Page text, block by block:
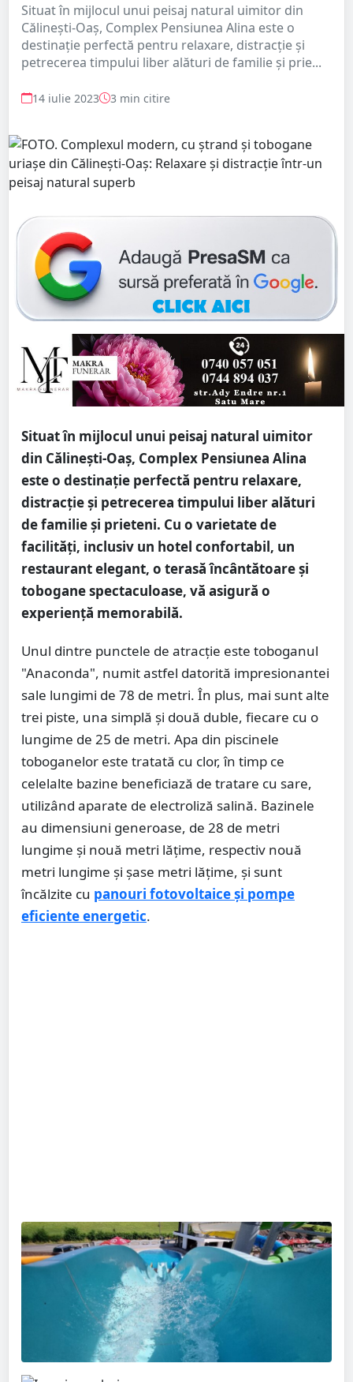
Situat în mijlocul unui peisaj natural uimitor din
Călinești-Oaș, Complex Pensiunea Alina este o
destinație perfectă pentru relaxare, distracție și
petrecerea timpului liber alături de familie și prie...
14 iulie 2023 3 min citire
Situat în mijlocul unui peisaj natural uimitor
din Călinești-Oaș, Complex Pensiunea Alina
este o destinație perfectă pentru relaxare,
distracție și petrecerea timpului liber alături
de familie și prieteni. Cu o varietate de
facilități, inclusiv un hotel confortabil, un
restaurant elegant, o terasă încântătoare și
tobogane spectaculoase, vă asigură o
experiență memorabilă.
Unul dintre punctele de atracție este toboganul
"Anaconda", numit astfel datorită impresionantei
sale lungimi de 78 de metri. În plus, mai sunt alte
trei piste, una simplă și două duble, fiecare cu o
lungime de 25 de metri. Apa din piscinele
toboganelor este tratată cu clor, în timp ce
celelalte bazine beneficiază de tratare cu sare,
utilizând aparate de electroliză salină. Bazinele
au dimensiuni generoase, de 28 de metri
lungime și nouă metri lățime, respectiv nouă
metri lungime și șase metri lățime, și sunt
încălzite cu panouri fotovoltaice și pompe
eficiente energetic.